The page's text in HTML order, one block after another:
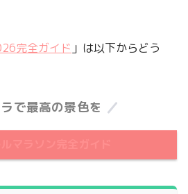
完全ガイド 」は以下からどう
で最高の景色を